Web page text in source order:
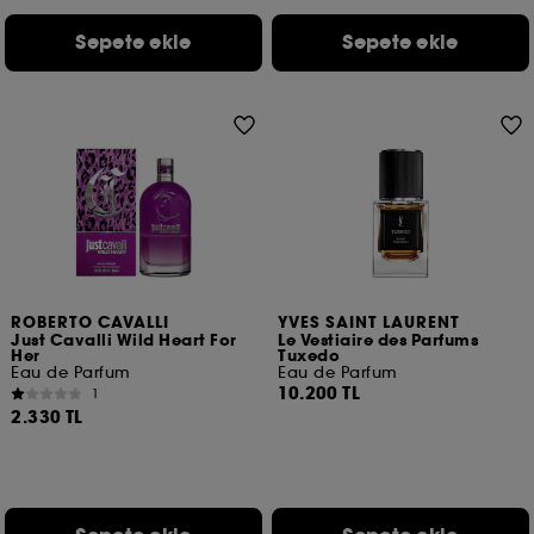
Sepete ekle Sepete ekle
ROBERTO CAVALLI
Just Cavalli Wild Heart For
Her
Eau de Parfum
1
2.330 TL
YVES SAINT LAURENT
Le Vestiaire des Parfums
Tuxedo
Eau de Parfum
10.200 TL
Teknik çerezler dışındaki bu izleyicilerin yerleştirilmesi
ve işlenmesi için onayınız gerekir. Aşağıdaki
"seçimlerimi özelleştir" düğmesini kullanarak bu
reddet" seçeneklerinden faydalanabilirsiniz. Onayınızı
istediğiniz zaman geri çekebilirsiniz. Kullanılan
çerezler hakkında daha fazla bilgi almak istiyorsanız
buraya tıklayınız.